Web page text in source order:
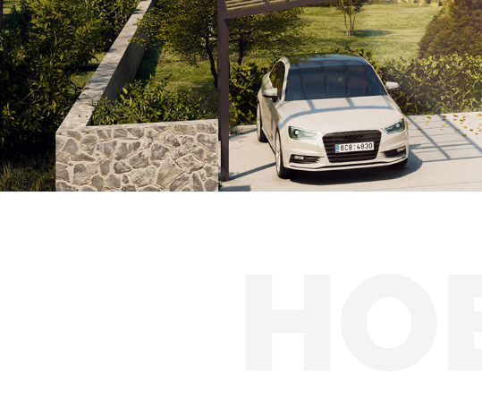
Přístřešky pro karavany
Autobusové zastávky
Solární přístřešky pro auto